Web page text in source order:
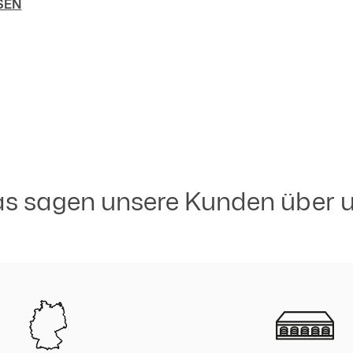
zur amerikanischen
sagen unsere Kunden über